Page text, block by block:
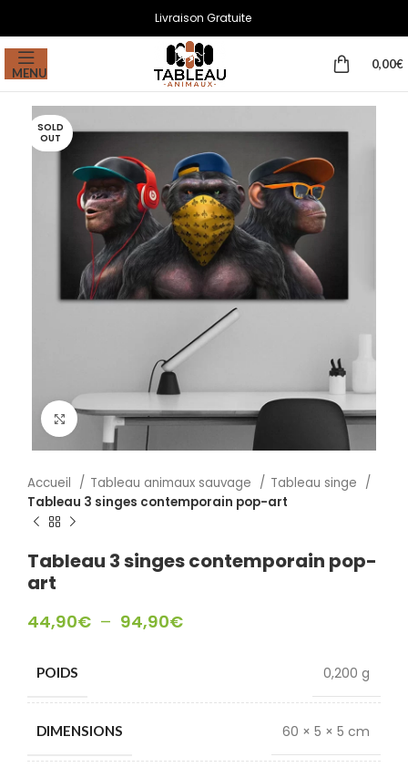
Livraison Gratuite
MENU
0,00€
SOLD
OUT
Click to enlarge
Accueil Tableau animaux sauvage
Tableau singe
Tableau 3 singes contemporain pop-art
Tableau 3 singes contemporain pop-
art
44,90€ – 94,90€
POIDS 0,200 g
DIMENSIONS 60 × 5 × 5 cm